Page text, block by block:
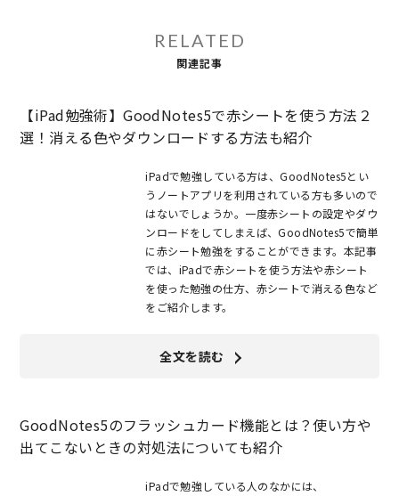
RELATED
関連記事
【iPad勉強術】GoodNotes5で赤シートを使う方法２
選！消える色やダウンロードする方法も紹介
iPadで勉強している方は、GoodNotes5とい
うノートアプリを利用されている方も多いので
はないでしょうか。一度赤シートの設定やダウ
ンロードをしてしまえば、GoodNotes5で簡単
に赤シート勉強をすることができます。本記事
では、iPadで赤シートを使う方法や赤シート
を使った勉強の仕方、赤シートで消える色など
をご紹介します。
全文を読む
GoodNotes5のフラッシュカード機能とは？使い方や
出てこないときの対処法についても紹介
iPadで勉強している人のなかには、